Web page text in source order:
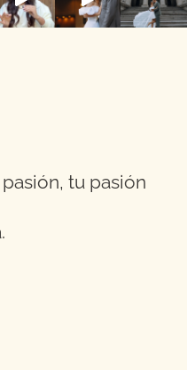
tu pasión